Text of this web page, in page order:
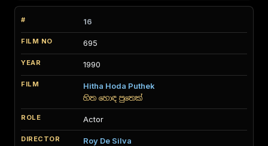
16
695
1990
Hitha Hoda Puthek
හිත හොඳ පුතෙක්
Actor
Roy De Silva